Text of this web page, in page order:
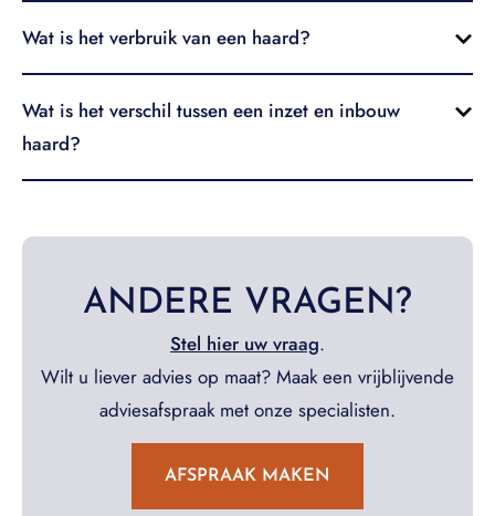
Wat is het verbruik van een haard?
Wat is het verschil tussen een inzet en inbouw
haard?
ANDERE VRAGEN?
Stel hier uw vraag.
Wilt u liever advies op maat? Maak een vrijblijvende
adviesafspraak met onze specialisten.
AFSPRAAK MAKEN